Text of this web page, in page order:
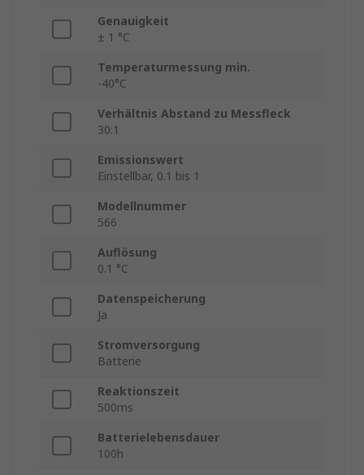
Genauigkeit
± 1 °C
Temperaturmessung min.
-40°C
Verhältnis Abstand zu Messfleck
30:1
Emissionswert
Einstellbar, 0.1 bis 1
Modellnummer
566
Auflösung
0.1 °C
Datenspeicherung
Ja
Stromversorgung
Batterie
Reaktionszeit
500ms
Batterielebensdauer
100h